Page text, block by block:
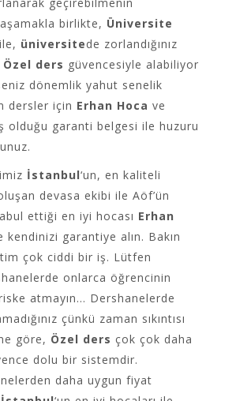
birlikte, Üniversite
üniversitede zorlandığınız
Özel ders güvencesiyle alabiliyor
dönemlik yahut senelik
dersler için Erhan Hoca ve
olduğu garanti belgesi ile huzuru
İstanbul‘un, en kaliteli
devasa ekibi ile Aöf’ün
ettiği en iyi hocası Erhan
kendinizi garantiye alın. Bakın
çok ciddi bir iş. Lütfen
onlarca öğrencinin
atmayın… Dershanelerde
çünkü zaman sıkıntısı
göre, Özel ders çok çok daha
dolu bir sistemdir.
daha uygun fiyat